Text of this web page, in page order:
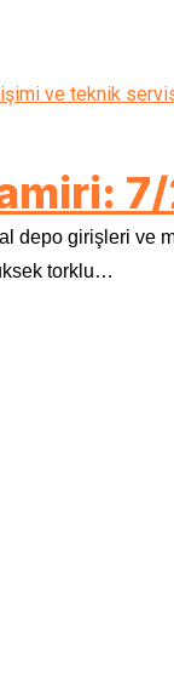
depo girişleri ve
torklu…